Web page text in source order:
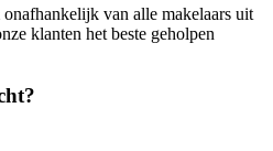
van alle makelaars uit
klanten het beste geholpen